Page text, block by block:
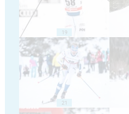
19
21